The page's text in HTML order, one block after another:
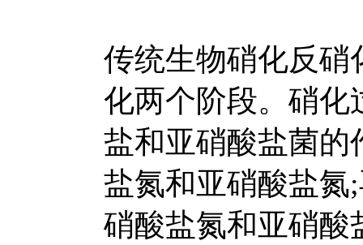
传统生物硝化反硝
化两个阶段。硝化
盐和亚硝酸盐菌的
盐氮和亚硝酸盐氮
硝酸盐氮和亚硝酸